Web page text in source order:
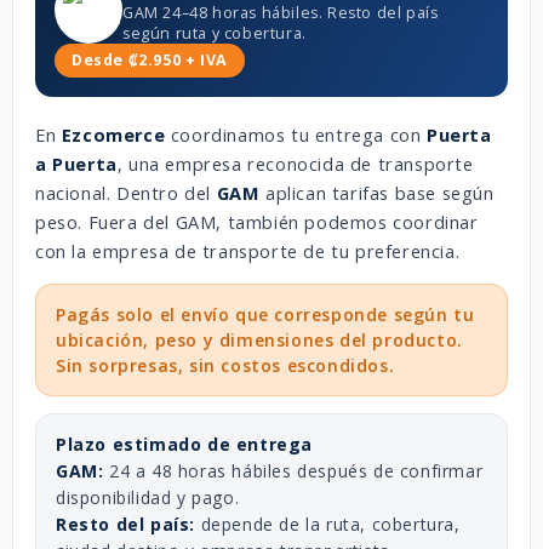
GAM 24–48 horas hábiles. Resto del país
según ruta y cobertura.
Desde ₡2.950 + IVA
En Ezcomerce coordinamos tu entrega con Puerta
a Puerta, una empresa reconocida de transporte
nacional. Dentro del GAM aplican tarifas base según
peso. Fuera del GAM, también podemos coordinar
con la empresa de transporte de tu preferencia.
Pagás solo el envío que corresponde según tu
ubicación, peso y dimensiones del producto.
Sin sorpresas, sin costos escondidos.
Plazo estimado de entrega
GAM: 24 a 48 horas hábiles después de confirmar
disponibilidad y pago.
Resto del país: depende de la ruta, cobertura,